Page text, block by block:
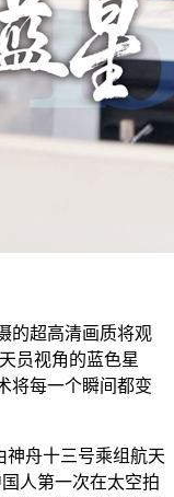
的超高清画质将观
员视角的蓝色星
将每一个瞬间都变
神舟十三号乘组航天
人第一次在太空拍